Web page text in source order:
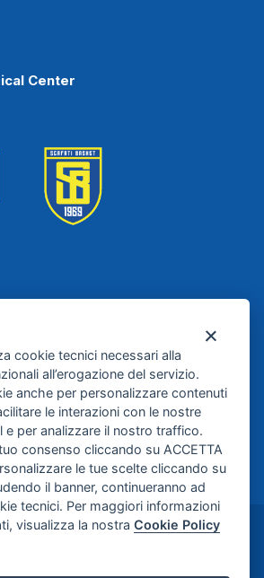
cookie tecnici necessari alla
all’erogazione del servizio.
anche per personalizzare contenuti
le interazioni con le nostre
e per analizzare il nostro traffico.
consenso cliccando su ACCETTA
le tue scelte cliccando su
il banner, continueranno ad
tecnici. Per maggiori informazioni
visualizza la nostraCookie Policy
Center
di Cura Maria Rosaria S.p.A. -